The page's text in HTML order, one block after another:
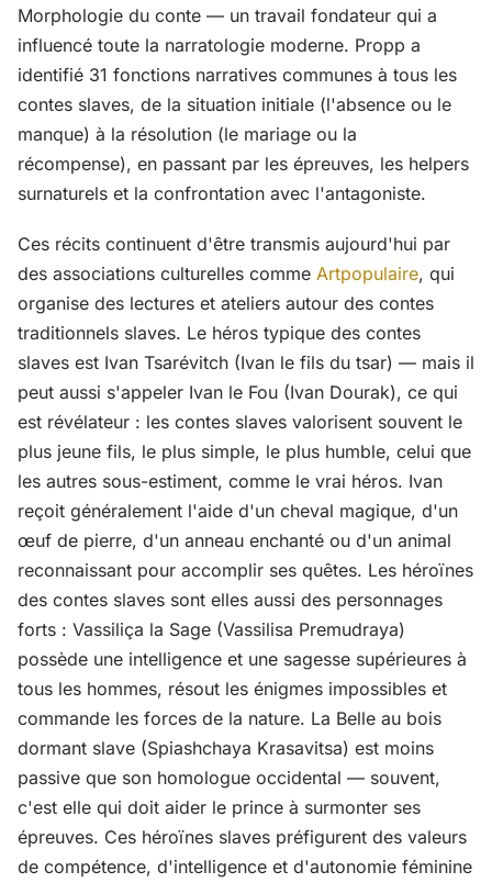
Morphologie du conte — un travail fondateur qui a
influencé toute la narratologie moderne. Propp a
identifié 31 fonctions narratives communes à tous les
contes slaves, de la situation initiale (l'absence ou le
manque) à la résolution (le mariage ou la
récompense), en passant par les épreuves, les helpers
surnaturels et la confrontation avec l'antagoniste.
Ces récits continuent d'être transmis aujourd'hui par
des associations culturelles comme Artpopulaire, qui
organise des lectures et ateliers autour des contes
traditionnels slaves. Le héros typique des contes
slaves est Ivan Tsarévitch (Ivan le fils du tsar) — mais il
peut aussi s'appeler Ivan le Fou (Ivan Dourak), ce qui
est révélateur : les contes slaves valorisent souvent le
plus jeune fils, le plus simple, le plus humble, celui que
les autres sous-estiment, comme le vrai héros. Ivan
reçoit généralement l'aide d'un cheval magique, d'un
œuf de pierre, d'un anneau enchanté ou d'un animal
reconnaissant pour accomplir ses quêtes. Les héroïnes
des contes slaves sont elles aussi des personnages
forts : Vassiliça la Sage (Vassilisa Premudraya)
possède une intelligence et une sagesse supérieures à
tous les hommes, résout les énigmes impossibles et
commande les forces de la nature. La Belle au bois
dormant slave (Spiashchaya Krasavitsa) est moins
passive que son homologue occidental — souvent,
c'est elle qui doit aider le prince à surmonter ses
épreuves. Ces héroïnes slaves préfigurent des valeurs
de compétence, d'intelligence et d'autonomie féminine